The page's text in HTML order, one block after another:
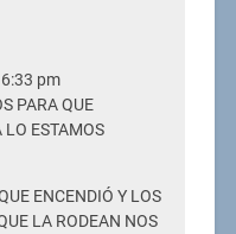
pm
PARA QUE
LO ESTAMOS
ENCENDIÓ Y LOS
LA RODEAN NOS